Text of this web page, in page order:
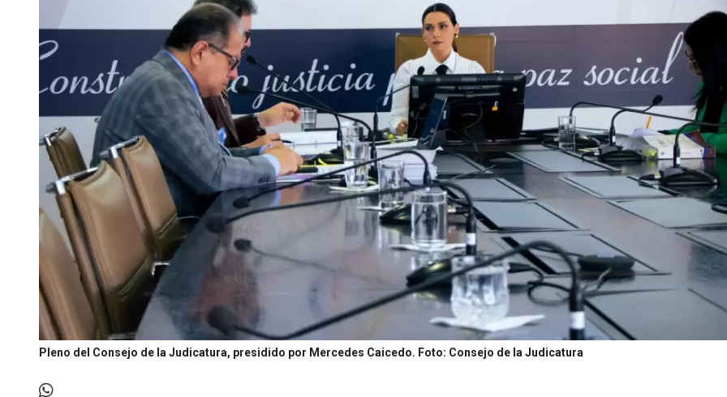
Pleno del Consejo de la Judicatura, presidido por Mercedes Caicedo. Foto: Consejo de la Judicatura